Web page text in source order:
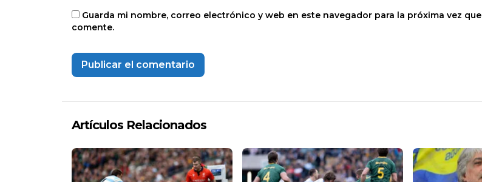
Guarda mi nombre, correo electrónico y web en este navegador para la próxima vez que
comente.
Artículos Relacionados